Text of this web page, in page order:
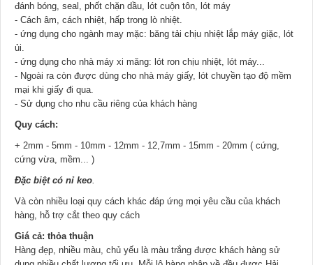
đánh bóng, seal, phốt chặn dầu, lót cuộn tôn, lót máy
- Cách âm, cách nhiệt, hấp trong lò nhiệt.
- ứng dụng cho ngành may mặc: băng tải chịu nhiệt lắp máy giặc, lót
ủi.
- ứng dụng cho nhà máy xi măng: lót ron chịu nhiệt, lót máy...
- Ngoài ra còn được dùng cho nhà máy giấy, lót chuyền tạo độ mềm
mại khi giấy đi qua.
- Sử dụng cho nhu cầu riêng của khách hàng
Quy cách:
+ 2mm - 5mm - 10mm - 12mm - 12,7mm - 15mm - 20mm ( cứng,
cứng vừa, mềm... )
Đặc biệt có nỉ keo.
Và còn nhiều loại quy cách khác đáp ứng mọi yêu cầu của khách
hàng, hỗ trợ cắt theo quy cách
Giá cả: thỏa thuận
Hàng đẹp, nhiều màu, chủ yếu là màu trắng được khách hàng sử